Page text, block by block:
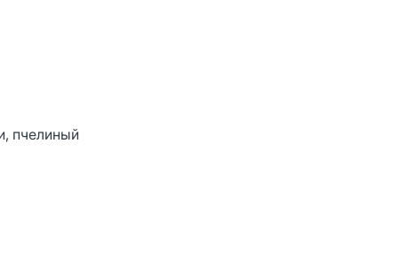
пчелиный